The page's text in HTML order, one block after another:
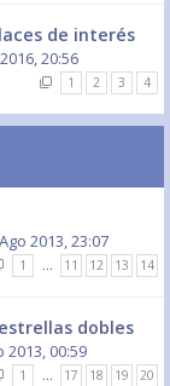
de interés
20:56
1 2 3 4
2013, 23:07
1 … 11 12 13 14
dobles
2013, 00:59
1 … 17 18 19 20